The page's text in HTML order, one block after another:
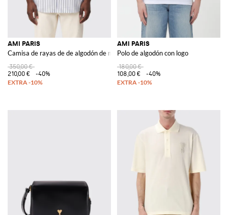
AMI PARIS
Camisa de rayas de de algodón de manga corta con cuello de pico
350,00 €
210,00 €
-40%
AMI PARIS
Polo de algodón con logo
180,00 €
108,00 €
-40%